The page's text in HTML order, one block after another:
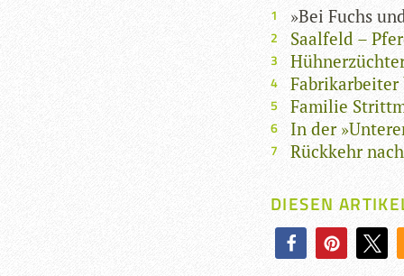
»Bei Fuchs
Saalfeld –
Familie
In der
Rückkehr
DIESEN